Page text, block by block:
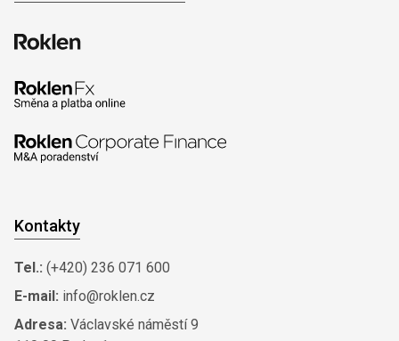
Kontakty
Tel.: (+420) 236 071 600
E-mail: info@roklen.cz
Adresa: Václavské náměstí 9